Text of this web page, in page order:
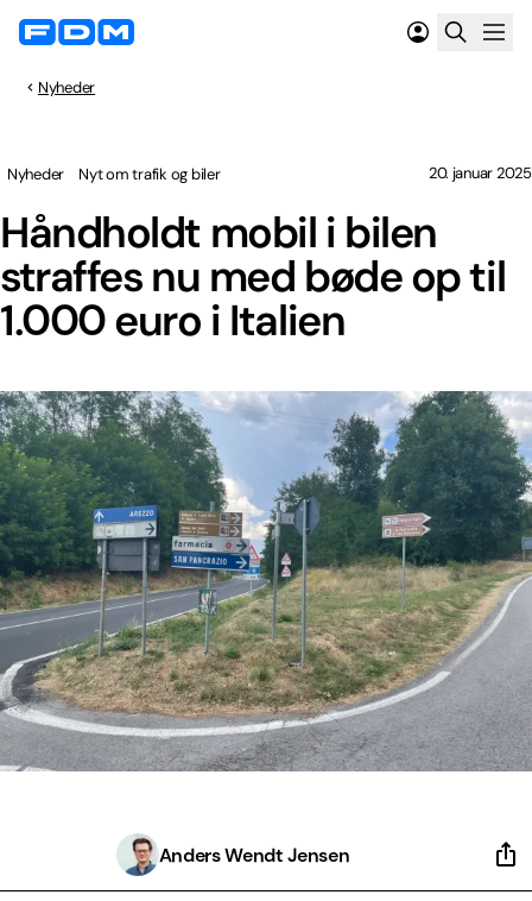
Nyheder
Håndholdt mobil i bilen
straffes nu med bøde op til
1.000 euro i Italien
Nyheder Nyt om trafik og biler 20. januar 2025
Anders Wendt Jensen